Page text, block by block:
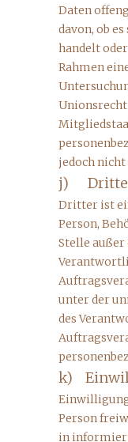
Daten
davon, ob
handelt
Rahmen
Unionsrecht
jedoch nicht
j)
Dritter ist
Person,
Stelle außer
unter der
des
k)
Person
in